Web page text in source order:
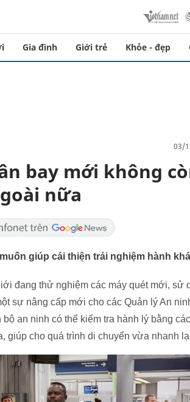
Gia đình Giới trẻ Khỏe - đẹp
03/
bay mới không
nữa
giúp cái thiện trải nghiệm hành
đang thử nghiệm các máy quét mới, sử
sự nâng cấp mới cho các Quản lý An
an ninh có thể kiểm tra hành lý bằng
giúp cho quá trình di chuyển vừa nhanh